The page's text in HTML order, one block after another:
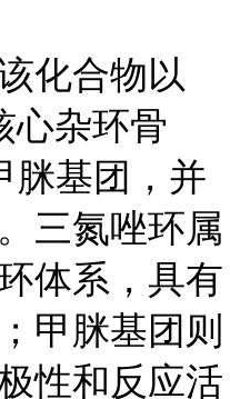
化合物以
心杂环骨
脒基团，并
三氮唑环属
体系，具有
甲脒基团则
性和反应活